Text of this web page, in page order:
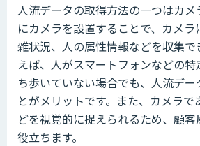
人流データの取得方法の一つはカ
にカメラを設置することで、カメ
雑状況、人の属性情報などを収集
えば、人がスマートフォンなどの
ち歩いていない場合でも、人流デ
とがメリットです。また、カメラ
どを視覚的に捉えられるため、顧
役立ちます。